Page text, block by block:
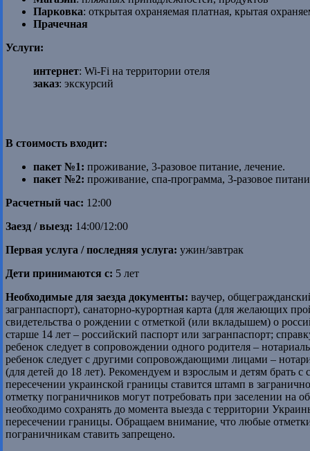
Парковка: открытая охраняемая платная, крытая
Прачечная
Услуги:
интернет: Wi-Fi на территории отеля
заказ: экскурсий
В стоимость входит:
пакет №1: проживание, 3-разовое питание, лечение.
пакет №2: проживание, спа-программа, 3-разовое
Расчетный час: 12:00
Заезд / выезд: 14:00/12:00
Первая услуга / последняя услуга: ужин/завтрак
Дети принимаются с: 5 лет
Необходимые для заезда документы: ваучер,
загранпаспорт), санаторно-курортная карта (для желающих
свидетельства о рождении с отметкой (или вкладышем) о
старше 14 лет – российский паспорт или загранпаспорт;
ребенок следует в сопровождении одного родителя –
ребенок следует с другими сопровождающими лицами –
(для детей до 18 лет). Рекомендуем и взрослым и детям брать
пересечении украинской границы ставится штамп в
отметку пограничников могут потребовать при заселении на
необходимо сохранять до момента выезда с территории
пересечении границы. Обращаем внимание, что любые
пограничникам ставить запрещено.